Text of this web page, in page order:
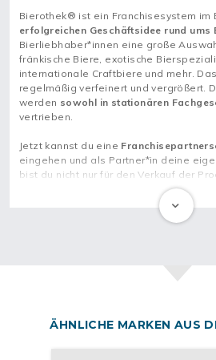
Bierothek® ist ein Franchisesystem im
erfolgreichen Geschäftsidee rund ums
Bierliebhaber*innen eine große
fränkische Biere, exotische
internationale Craftbiere und mehr.
regelmäßig verfeinert und vergrößert.
werden sowohl in stationären
vertrieben.
Jetzt kannst du eine
eingehen und als Partner*in deine
bist du nicht nur für den Verkauf der
zuständig, sondern auch für das
.
Existenzgründung mit
Bierothek® exklusiv vertreibt. Da der
ÄHNLICHE MARKEN AUS